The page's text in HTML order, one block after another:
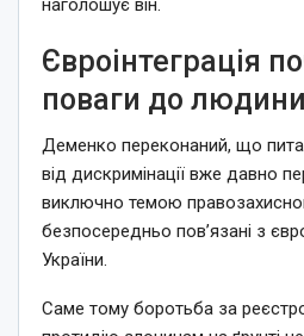
наголошує він.
Євроінтеграція
поваги до людини
Деменко переконаний, що
від дискримінації вже давно
виключно темою
безпосередньо пов’язані з
України.
Саме тому боротьба за